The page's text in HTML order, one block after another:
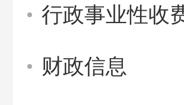
行政事业性收
财政信息